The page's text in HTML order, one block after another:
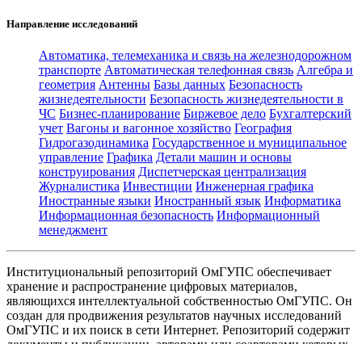
Направление исследований
Автоматика, телемеханика и связь на железнодорожном
транспорте Автоматическая телефонная связь Алгебра и
геометрия Антенны Базы данных Безопасность
жизнедеятельности Безопасность жизнедеятельности в
ЧС Бизнес-планирование Биржевое дело Бухгалтерский
учет Вагоны и вагонное хозяйство География
Гидрогазодинамика Государственное и муниципальное
управление Графика Детали машин и основы
конструирования Диспетчерская централизация
Журналистика Инвестиции Инженерная графика
Иностранные языки Иностранный язык Информатика
Информационная безопасность Информационный
менеджмент
Институциональный репозиторий ОмГУПС обеспечивает
хранение и распространение цифровых материалов,
являющихся интеллектуальной собственностью ОмГУПС. Он
создан для продвижения результатов научных исследований
ОмГУПС и их поиск в сети Интернет. Репозиторий содержит